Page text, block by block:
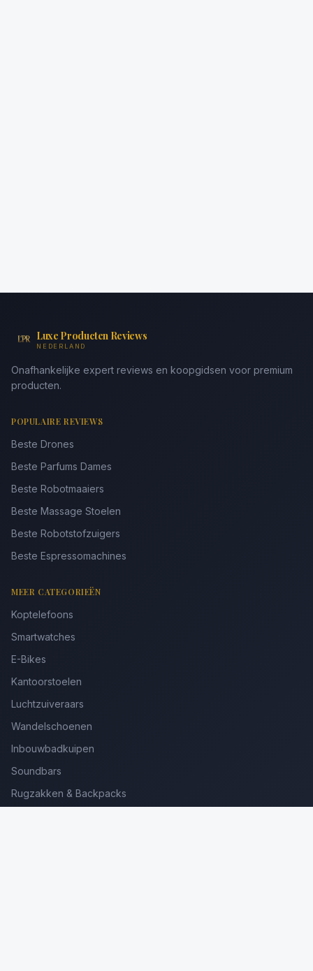
Luxe Producten Reviews
NEDERLAND
Onafhankelijke expert reviews en koopgidsen voor premium
producten.
POPULAIRE REVIEWS
Beste Drones
Beste Parfums Dames
Beste Robotmaaiers
Beste Massage Stoelen
Beste Robotstofzuigers
Beste Espressomachines
MEER CATEGORIEËN
Koptelefoons
Smartwatches
E-Bikes
Kantoorstoelen
Luchtzuiveraars
Wandelschoenen
Inbouwbadkuipen
Soundbars
Rugzakken & Backpacks